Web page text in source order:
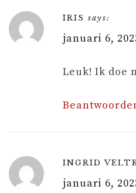
IRIS says:
januari 6,
Leuk! Ik doe
INGRID
januari 6,